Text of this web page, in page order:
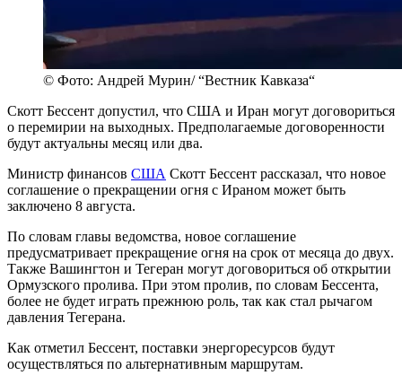
© Фото: Андрей Мурин/ “Вестник Кавказа“
Скотт Бессент допустил, что США и Иран могут договориться
о перемирии на выходных. Предполагаемые договоренности
будут актуальны месяц или два.
Министр финансов США Скотт Бессент рассказал, что новое
соглашение о прекращении огня с Ираном может быть
заключено 8 августа.
По словам главы ведомства, новое соглашение
предусматривает прекращение огня на срок от месяца до двух.
Также Вашингтон и Тегеран могут договориться об открытии
Ормузского пролива. При этом пролив, по словам Бессента,
более не будет играть прежнюю роль, так как стал рычагом
давления Тегерана.
Как отметил Бессент, поставки энергоресурсов будут
осуществляться по альтернативным маршрутам.